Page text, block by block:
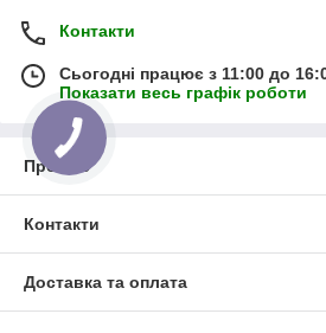
Контакти
Сьогодні працює з 11:00 до
Показати весь графік роботи
Про нас
Контакти
Доставка та оплата